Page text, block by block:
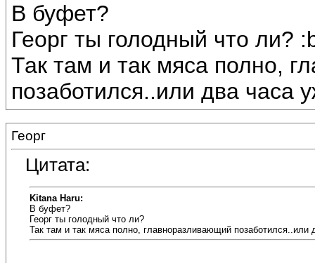
В буфет?
Георг ты голодный что ли?
Так там и так мяса полно,
позаботился..или два часа
Георг
Цитата:
Kitana Haru:
В буфет?
Георг ты голодный что ли?
Так там и так мяса полно, главноразливающий